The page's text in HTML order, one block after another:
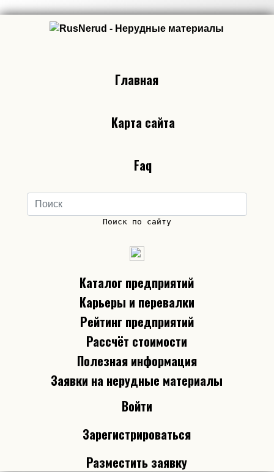
Главная
Карта сайта
Faq
Поиск по сайту
Каталог предприятий
Карьеры и перевалки
Рейтинг предприятий
Рассчёт стоимости
Полезная информация
Заявки на нерудные материалы
Войти
Зарегистрироваться
Разместить заявку